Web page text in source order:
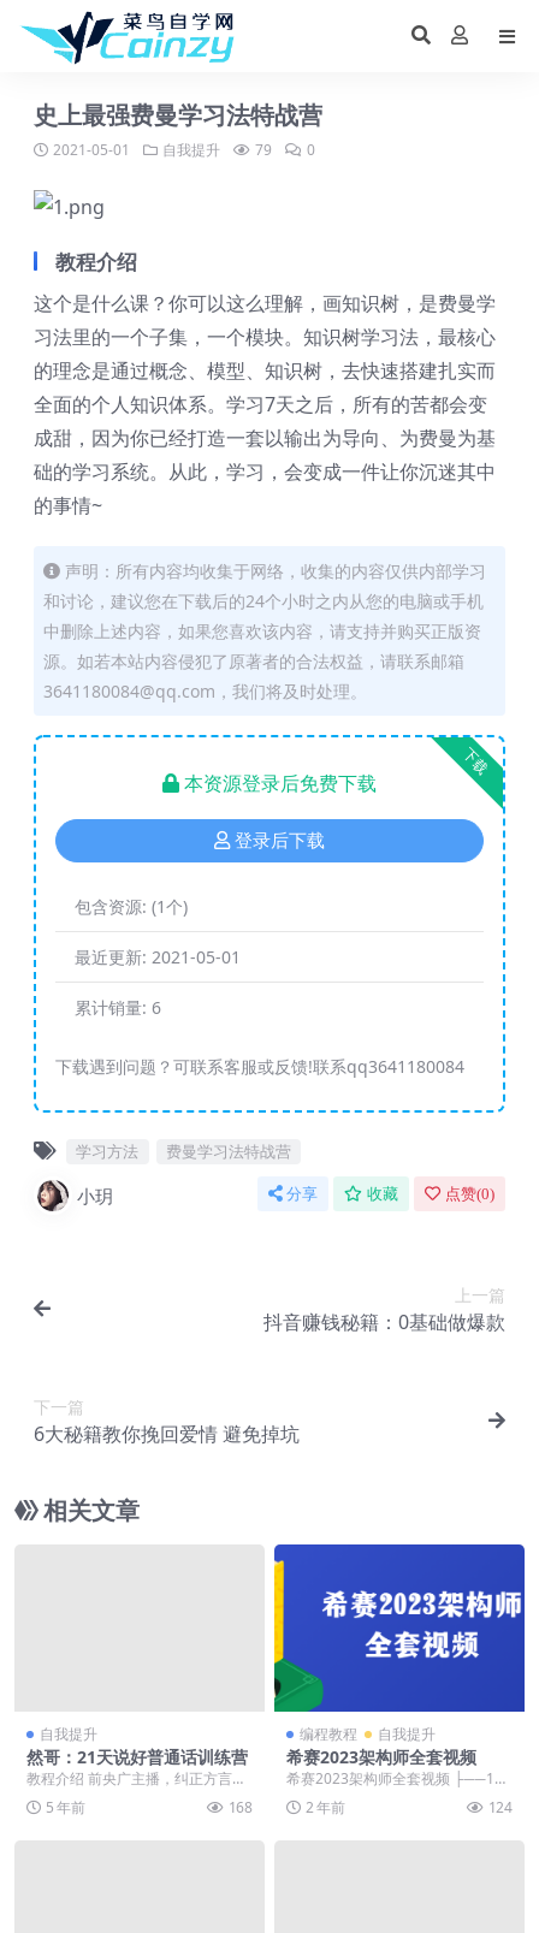
史上最强费曼学习法特战营
2021-05-01 自我提升 79 0
教程介绍
这个是什么课？你可以这么理解，画知识树，是费曼学
习法里的一个子集，一个模块。知识树学习法，最核心
的理念是通过概念、模型、知识树，去快速搭建扎实而
全面的个人知识体系。学习7天之后，所有的苦都会变
成甜，因为你已经打造一套以输出为导向、为费曼为基
础的学习系统。从此，学习，会变成一件让你沉迷其中
的事情~
声明：所有内容均收集于网络，收集的内容仅供内部学习
和讨论，建议您在下载后的24个小时之内从您的电脑或手机
中删除上述内容，如果您喜欢该内容，请支持并购买正版资
源。如若本站内容侵犯了原著者的合法权益，请联系邮箱
3641180084@qq.com，我们将及时处理。
下载
本资源登录后免费下载
登录后下载
包含资源: (1个)
最近更新: 2021-05-01
累计销量: 6
下载遇到问题？可联系客服或反馈!联系qq3641180084
学习方法 费曼学习法特战营
小玥 分享 收藏 点赞(0)
上一篇
抖音赚钱秘籍：0基础做爆款
下一篇
6大秘籍教你挽回爱情 避免掉坑
相关文章
自我提升
然哥：21天说好普通话训练营
教程介绍 前央广主播，纠正方言、
练声练气，让语言标准、清晰、悦
耳，为你讲解技巧、...
5 年前 168
编程教程 自我提升
希赛2023架构师全套视频
希赛2023架构师全套视频 ├──1
0、论文写作2 | ├──10、论文写作
主题...2 年前 124